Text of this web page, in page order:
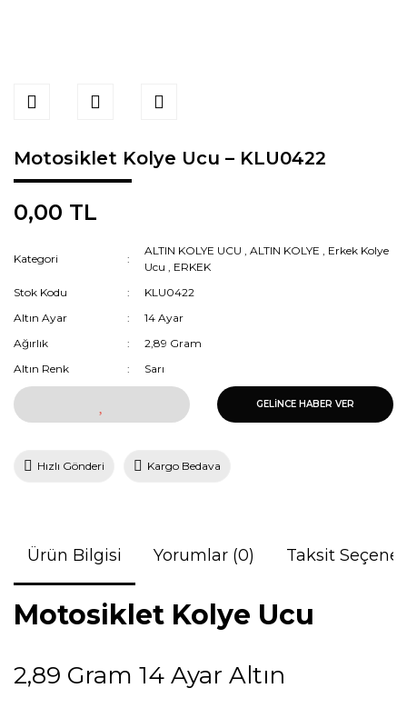
Motosiklet Kolye Ucu – KLU0422
0,00 TL
Kategori
ALTIN KOLYE UCU ,ALTIN KOLYE
Erkek Kolye
Ucu
ERKEK
Stok Kodu
KLU0422
Altın Ayar
14 Ayar
Ağırlık
2,89 Gram
Altın Renk
Sarı
GELİNCE HABER VER
Hızlı Gönderi Kargo Bedava
Ürün Bilgisi Yorumlar (0) Taksit
Motosiklet Kolye Ucu
2,89 Gram 14 Ayar Altın